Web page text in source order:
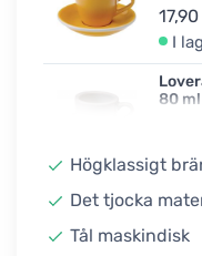
I
80 ml
80 ml
17,90
Högklassigt
Det tjocka
Tål maskindisk